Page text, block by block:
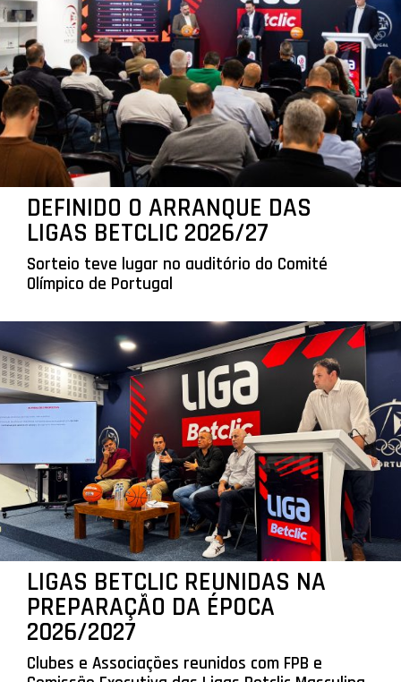
DEFINIDO O ARRANQUE DAS
LIGAS BETCLIC 2026/27
Sorteio teve lugar no auditório do Comité
Olímpico de Portugal
LIGAS BETCLIC REUNIDAS NA
PREPARAÇÃO DA ÉPOCA
2026/2027
Clubes e Associações reunidos com FPB e